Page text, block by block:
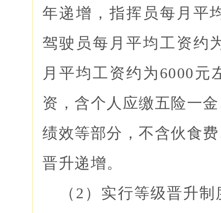
年递增，指挥员每月平
驾驶员每月平均工资约
月平均工资约为6000元
资，含个人应缴五险一
绩效等部分，不含伙食
晋升递增。
（2）实行等级晋升